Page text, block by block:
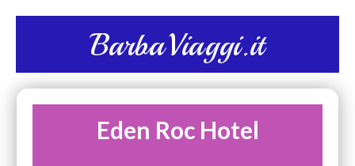
BarbaViaggi.it
Eden Roc Hotel